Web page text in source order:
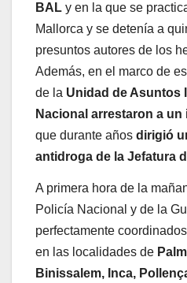
BAL y en la que se
Mallorca y se detenía a
presuntos autores de los
Además, en el marco de
de la Unidad de Asuntos
Nacional arrestaron a
que durante años dirigió
antidroga de la Jefatura
A primera hora de la
Policía Nacional y de la
perfectamente
en las localidades de
Binissalem, Inca,